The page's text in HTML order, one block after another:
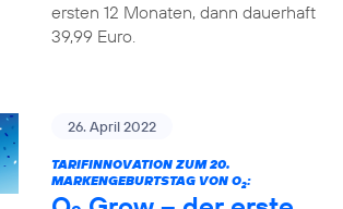
ersten 12 Monaten, dann dauerhaft
39,99 Euro.
26. April 2022
TARIFINNOVATION ZUM 20.
MARKENGEBURTSTAG VON O2: